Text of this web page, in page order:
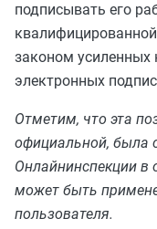
подписывать его
законом
электронных
Отметим, что эта
официальной, была
Онлайнинспекции в
может быть
пользователя.